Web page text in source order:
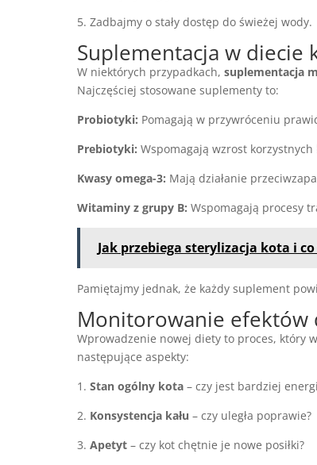
5. Zadbajmy o stały dostęp do świeżej wody.
Suplementacja w diecie
W niektórych przypadkach, suplementacja
Najczęściej stosowane suplementy to:
Probiotyki: Pomagają w przywróceniu
Prebiotyki: Wspomagają wzrost
Kwasy omega-3: Mają działanie
Witaminy z grupy B: Wspomagają procesy
Jak przebiega sterylizacja kota i
Pamiętajmy jednak, że każdy suplement
Monitorowanie efektów
Wprowadzenie nowej diety to proces, który
następujące aspekty:
1. Stan ogólny kota – czy jest bardziej
2. Konsystencja kału – czy uległa poprawie?
3. Apetyt – czy kot chętnie je nowe posiłki?